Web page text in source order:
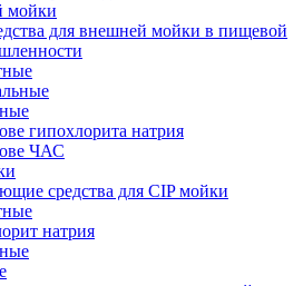
мойки
для внешней мойки в пищевой
гипохлорита натрия
ЧАС
средства для CIP мойки
натрия